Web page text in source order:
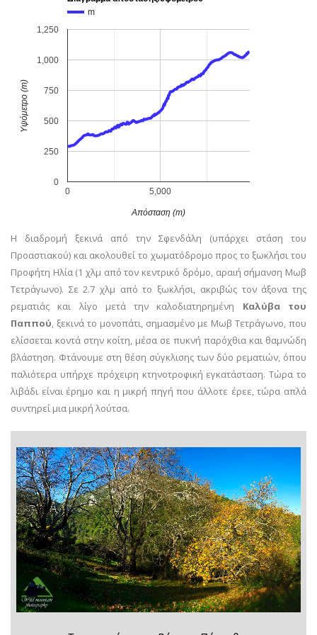
m
0 5,000
0
250
500
750
1,000
1,250
Απόσταση (m)
Υψόμετρο (m)
Η διαδρομή ξεκινά από την Σφενδάλη (υπάρχει στάση του
Προαστιακού) και ακολουθεί το χωματόδρομο προς το ξωκλήσι του
Προφήτη Ηλία (1 χλμ από τον κεντρικό δρόμο, αραιή σήμανση Μωβ
Τετράγωνο). Σε 2.7 χλμ από το ξωκλήσι, ακριβώς τον άξονα της
ρεματιάς και λίγο μετά την καλοδιατηρημένη Καλύβα του
Παππού, ξεκινά το μονοπάτι, σημασμένο με Μωβ Τετράγωνο, που
ελίσσεται κοντά στην κοίτη, μέσα σε πυκνή παρόχθια και θαμνώδη
βλάστηση. Φτάνουμε στη θέση σύγκλισης των δύο ρεματιών, όπου
παλιότερα υπήρχε πρόχειρη κτηνοτροφική εγκατάσταση. Τώρα το
λιβάδι είναι έρημο και η μικρή πηγή που άλλοτε έρεε, τώρα απλά
συντηρεί μια μικρή λούτσα.